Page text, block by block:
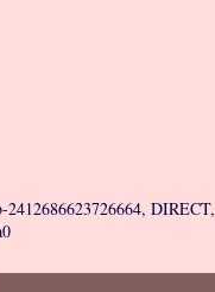
2412686623726664, DIRECT,